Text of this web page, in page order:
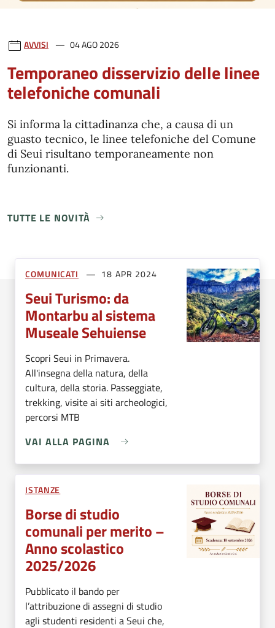
AVVISI 04 AGO 2026
Temporaneo disservizio delle linee
telefoniche comunali
Si informa la cittadinanza che, a causa di un
guasto tecnico, le linee telefoniche del Comune
di Seui risultano temporaneamente non
funzionanti.
TUTTE LE NOVITÀ
COMUNICATI 18 APR 2024
Seui Turismo: da
Montarbu al sistema
Museale Sehuiense
Scopri Seui in Primavera.
All'insegna della natura, della
cultura, della storia. Passeggiate,
trekking, visite ai siti archeologici,
percorsi MTB
VAI ALLA PAGINA
ISTANZE
Borse di studio
comunali per merito –
Anno scolastico
2025/2026
Pubblicato il bando per
l’attribuzione di assegni di studio
agli studenti residenti a Seui che,